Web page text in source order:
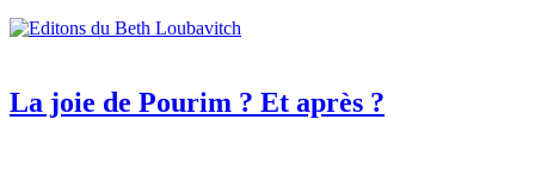
La joie de Pourim ? Et après ?